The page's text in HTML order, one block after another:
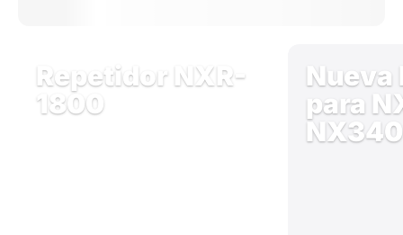
Repetidor NXR-
1800
para
NX340